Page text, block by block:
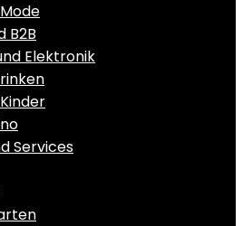
B2B
Elektronik
Services